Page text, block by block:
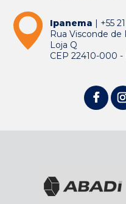
Ipanema | +55
Rua Visconde de
Loja Q
CEP 22410-000